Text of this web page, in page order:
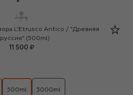
L’Etrusco Antico / "Древняя
(500ml)
11 500 ₽
500ml 3000ml